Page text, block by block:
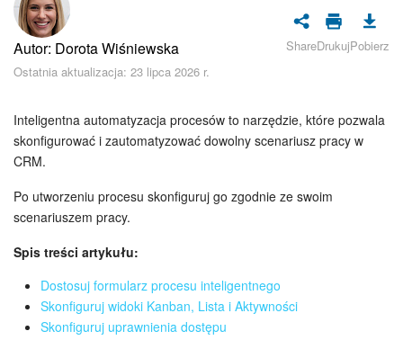
Bezpieczeństwo w Bitrix24
Rejestracja i autoryzacja
Zadania i projekty
Dysk
Komunikator Bitrix24
Autor: Dorota Wiśniewska
Ostatnia aktualizacja: 23 lipca 2026 r.
ShareDrukujPobierz
Inteligentna automatyzacja procesów to narzędzie, które pozwala
skonfigurować i zautomatyzować dowolny scenariusz pracy w
CRM.
Po utworzeniu procesu skonfiguruj go zgodnie ze swoim
scenariuszem pracy.
Spis treści artykułu:
Dostosuj formularz procesu inteligentnego
Skonfiguruj widoki Kanban, Lista i Aktywności
Skonfiguruj uprawnienia dostępu